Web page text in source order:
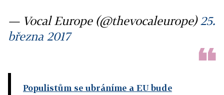
— Vocal Europe (@thevocaleurope) 25.
března 2017
Populistům se ubráníme a EU bude